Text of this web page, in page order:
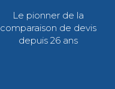
Le pionner de la
comparaison de devis
depuis 26 ans